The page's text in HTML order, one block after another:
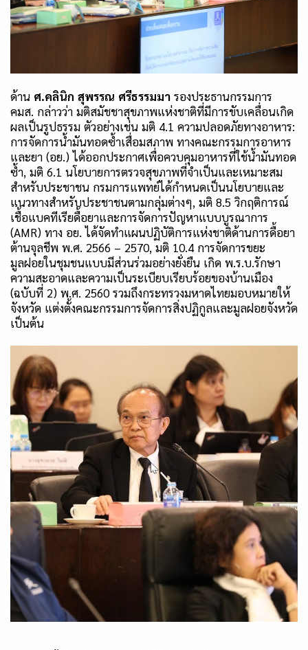
ด้าน ศ.คลินิก สุพรรณ ศรีธรรมมา รองประธานกรรมการ
คมส. กล่าวว่า มติสมัชชาสุขภาพแห่งชาติที่มีการขับเคลื่อนเกิด
ผลเป็นรูปธรรม ตัวอย่างเช่น มติ 4.1 ความปลอดภัยทางอาหาร:
การจัดการน้ำมันทอดซ้ำเสื่อมสภาพ ทางคณะกรรมการอาหาร
และยา (อย.) ได้ออกประกาศเพื่อควบคุมอาหารที่ใช้น้ำมันทอด
ซ้ำ, มติ 6.1 นโยบายการตรวจสุขภาพที่จำเป็นและเหมาะสม
สำหรับประชาชน กรมการแพทย์ได้กำหนดเป็นนโยบายและ
แนวทางสำหรับประชาชนตามกลุ่มต่างๆ, มติ 8.5 วิกฤติการณ์
เชื้อแบคทีเรียดื้อยาและการจัดการปัญหาแบบบูรณาการ
(AMR) ทาง อย. ได้จัดทำแผนปฏิบัติการแห่งชาติด้านการดื้อยา
ต้านจุลชีพ พ.ศ. 2566 – 2570, มติ 10.4 การจัดการขยะ
มูลฝอยในชุมชนแบบมีส่วนร่วมอย่างยั่งยืน เกิด พ.ร.บ.รักษา
ความสะอาดและความเป็นระเบียบเรียบร้อยของบ้านเมือง
(ฉบับที่ 2) พ.ศ. 2560 รวมถึงกระทรวงมหาดไทยมอบหมายให้
จังหวัด แต่งตั้งคณะกรรมการจัดการสิ่งปฏิกูลและมูลฝอยจังหวัด
เป็นต้น